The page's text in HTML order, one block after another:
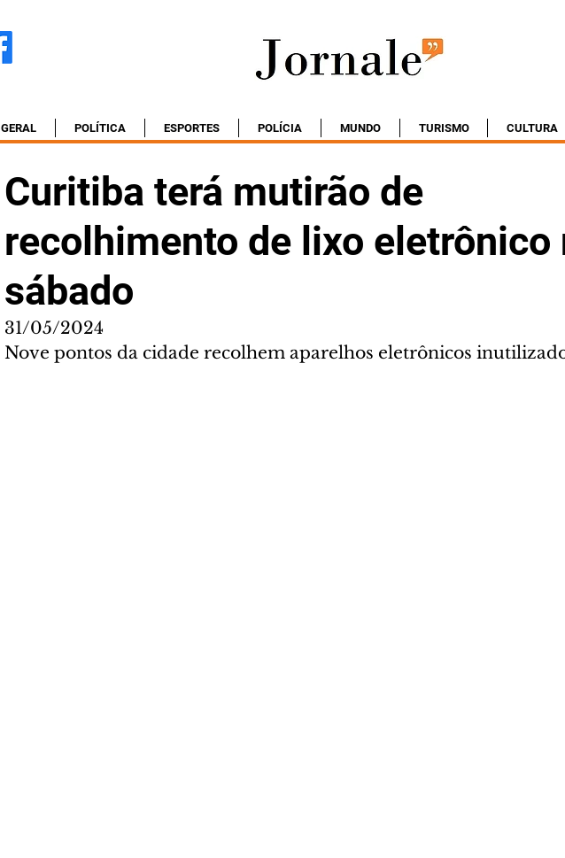
GERAL POLÍTICA ESPORTES POLÍCIA MUNDO TURISMO CULTURA
Curitiba terá mutirão de
recolhimento de lixo eletrônico
sábado
31/05/2024
Nove pontos da cidade recolhem aparelhos eletrônicos